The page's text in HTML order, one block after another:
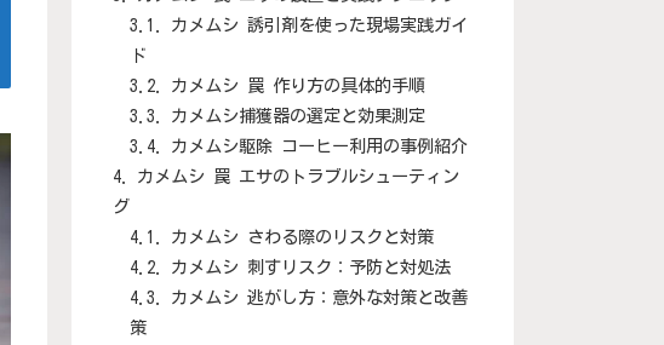
カメムシ 誘引剤を使った現場実践ガイ
ド
カメムシ 罠 作り方の具体的手順
カメムシ捕獲器の選定と効果測定
カメムシ駆除 コーヒー利用の事例紹介
カメムシ 罠 エサのトラブルシューティン
グ
カメムシ さわる際のリスクと対策
カメムシ 刺すリスク：予防と対処法
カメムシ 逃がし方：意外な対策と改善
策